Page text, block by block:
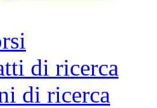
di ricerca
di ricerca